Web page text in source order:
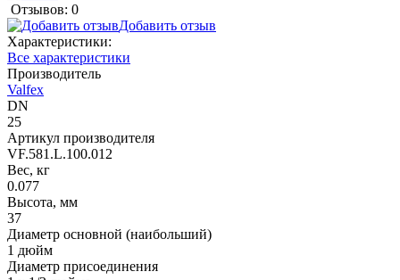
Отзывов: 0
Добавить отзыв
Характеристики:
Все характеристики
Производитель
Valfex
DN
25
Артикул производителя
VF.581.L.100.012
Вес, кг
0.077
Высота, мм
37
Диаметр основной (наибольший)
1 дюйм
Диаметр присоединения